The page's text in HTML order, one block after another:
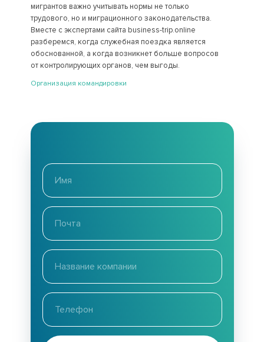
мигрантов важно учитывать нормы не только
трудового, но и миграционного законодательства.
Вместе с экспертами сайта business-trip.online
разберемся, когда служебная поездка является
обоснованной, а когда возникнет больше вопросов
от контролирующих органов, чем выгоды.
Организация командировки